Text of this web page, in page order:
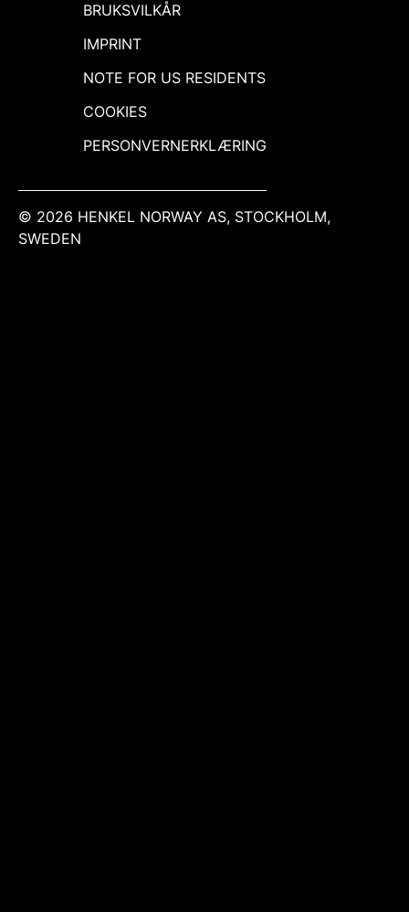
BRUKSVILKÅR
IMPRINT
NOTE FOR US RESIDENTS
COOKIES
PERSONVERNERKLÆRING
© 2026 HENKEL NORWAY AS, STOCKHOLM,
SWEDEN